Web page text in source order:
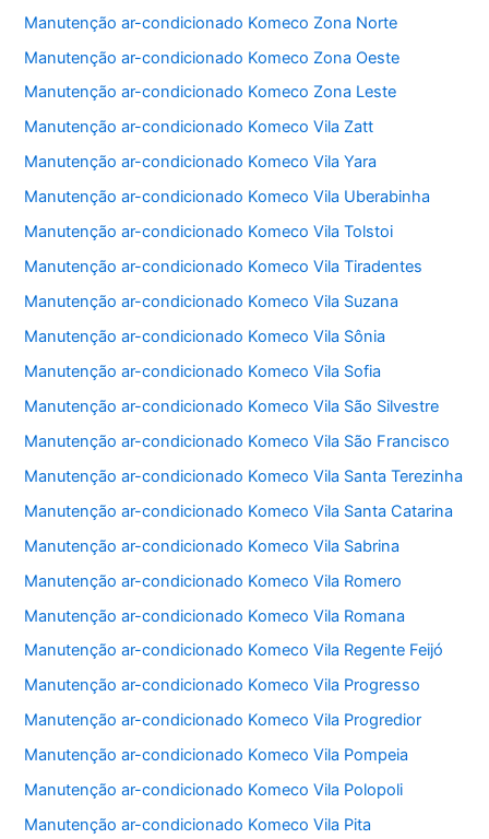
Manutenção ar-condicionado Komeco Zona Norte
Manutenção ar-condicionado Komeco Zona Oeste
Manutenção ar-condicionado Komeco Zona Leste
Manutenção ar-condicionado Komeco Vila Zatt
Manutenção ar-condicionado Komeco Vila Yara
Manutenção ar-condicionado Komeco Vila Uberabinha
Manutenção ar-condicionado Komeco Vila Tolstoi
Manutenção ar-condicionado Komeco Vila Tiradentes
Manutenção ar-condicionado Komeco Vila Suzana
Manutenção ar-condicionado Komeco Vila Sônia
Manutenção ar-condicionado Komeco Vila Sofia
Manutenção ar-condicionado Komeco Vila São Silvestre
Manutenção ar-condicionado Komeco Vila São Francisco
Manutenção ar-condicionado Komeco Vila Santa Terezinha
Manutenção ar-condicionado Komeco Vila Santa Catarina
Manutenção ar-condicionado Komeco Vila Sabrina
Manutenção ar-condicionado Komeco Vila Romero
Manutenção ar-condicionado Komeco Vila Romana
Manutenção ar-condicionado Komeco Vila Regente Feijó
Manutenção ar-condicionado Komeco Vila Progresso
Manutenção ar-condicionado Komeco Vila Progredior
Manutenção ar-condicionado Komeco Vila Pompeia
Manutenção ar-condicionado Komeco Vila Polopoli
Manutenção ar-condicionado Komeco Vila Pita